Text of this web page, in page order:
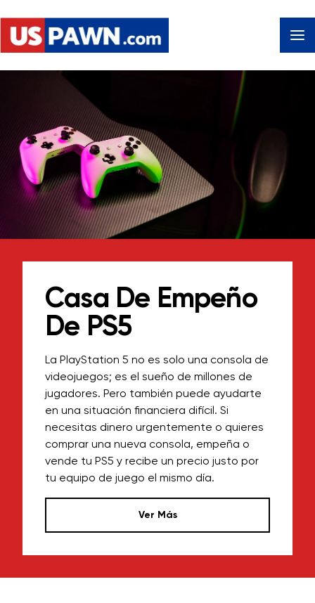
Casa De Empeño
De PS5
La PlayStation 5 no es solo una consola de
videojuegos; es el sueño de millones de
jugadores. Pero también puede ayudarte
en una situación financiera difícil. Si
necesitas dinero urgentemente o quieres
comprar una nueva consola, empeña o
vende tu PS5 y recibe un precio justo por
tu equipo de juego el mismo día.
Ver Más